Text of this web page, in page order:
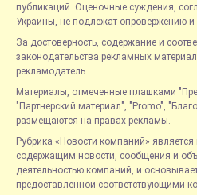
публикаций. Оценочные суждения,
Украины, не подлежат опровержению
За достоверность, содержание и
законодательства рекламных
рекламодатель.
Материалы, отмеченные плашками
"Партнерский материал", "Promo",
размещаются на правах рекламы.
Рубрика «Новости компаний»
содержащим новости, сообщения и
деятельностью компаний, и
предоставленной соответствующими